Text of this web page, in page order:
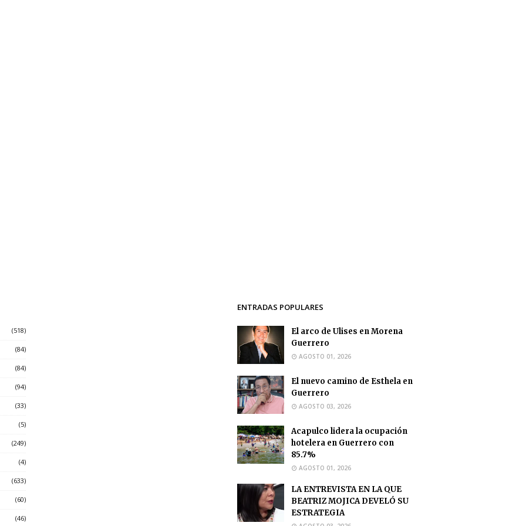
(518)
(84)
(84)
(94)
(33)
(5)
(249)
(4)
(633)
(60)
(46)
ENTRADAS POPULARES
El arco de Ulises en Morena
Guerrero
AGOSTO 01, 2026
El nuevo camino de Esthela en
Guerrero
AGOSTO 03, 2026
Acapulco lidera la ocupación
hotelera en Guerrero con
85.7%
AGOSTO 01, 2026
LA ENTREVISTA EN LA QUE
BEATRIZ MOJICA DEVELÓ SU
ESTRATEGIA